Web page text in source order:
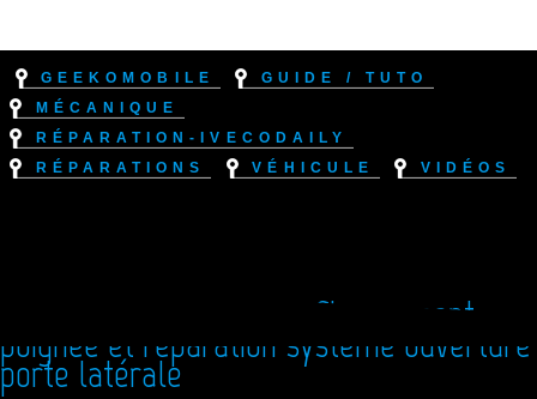
Geekomobile
Guide / Tuto
Mécanique
Réparation-IvecoDaily
Réparations
Véhicule Vidéos
Réparation Iveco Daily : Changement
poignée et réparation système ouverture
porte latérale